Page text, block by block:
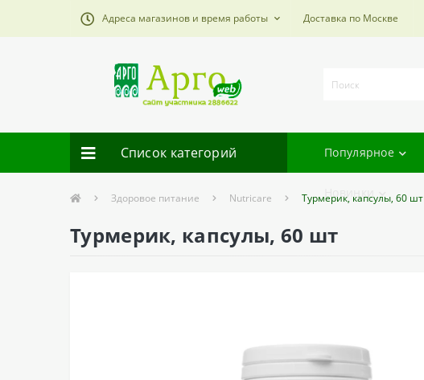
Адреса магазинов и время работы Доставка по Москве
Список категорий Популярное
Здоровое питание Nutricare Турмерик, капсулы, 60 шт
Турмерик, капсулы, 60 шт